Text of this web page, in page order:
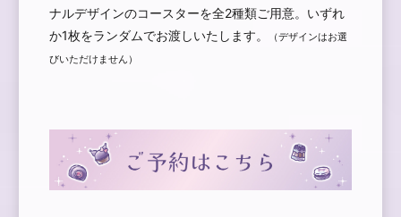
ナルデザインのコースターを全2種類ご用意。いずれ
か1枚をランダムでお渡しいたします。
（デザインはお選
びいただけません）